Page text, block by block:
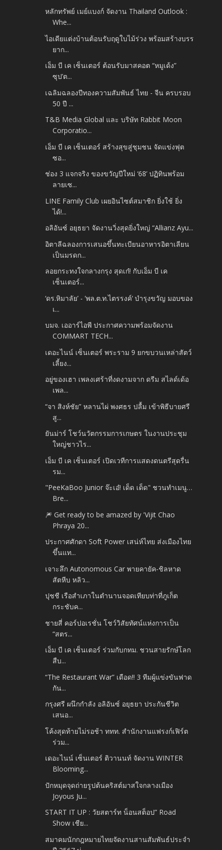
หลักทรัพย์ เมย์แบงก์ จัดงาน Thailand Outlook :
Whe...
ไอเดียแต่งบ้านต้อนรับฤดูใบไม้ร่วง พร้อมสร้างบรร
ยาก...
เอ็ม บี เค เซ็นเตอร์ ต้อนรับมาสคอต “หมูเด้ง”
ซุป’ต...
เฉลิมฉลองปีทองความสัมพันธ์ ไทย - จีน ครบรอบ
50 ปี ...
T&B Media Global และ บริษัท Rabbit Moon
Corporatio...
เอ็ม บี เค เซ็นเตอร์ สร้างสุขสู่ชุมชน จัดแข่งฟุต
ซอ...
ช่อง 3 แจกจริง ของขวัญปีใหม่ ‘68’ ปฏิทินพร้อม
ลายเซ...
LINE Family Club เผยอินไซต์สมาชิก ยิ่งใช้ ยิ่ง
ได้!...
อลิอันซ์ อยุธยา จัดงานวิ่งสุดยิ่งใหญ่ “Allianz Ayu...
อิตาลีฉลองการเสนอขึ้นทะเบียนอาหารอิตาเลียน
เป็นมรดก...
ลอยกระทงใจกลางกรุง สุดเก๋! กับเอ็ม บี เค
เซ็นเตอร์...
‘ดร.หิมาลัย’ - ’พล.ต.ท.ไตรรงค์‘ บำรุงขวัญ มอบของ
เ...
บมจ. เออาร์ไอพี ประกาศความพร้อมจัดงาน
COMMART TECH...
เดอะไนน์ เซ็นเตอร์ พระราม 9 ยกขบวนเหล่าสัตว์
เลี้ยง...
อยู่ของเฮา เพลงเศร้าที่งดงามจาก ดรีม สไลด์เด้อ
เพล...
“จา สิงห์ชัย” หลานไผ่ พงศธร ปลื้ม เข้าพิธีบายศรี
สู...
ยันม่าร์ โชว์นวัตกรรมการเกษตร ในงานประชุม
ใหญ่ชาวไร...
เอ็ม บี เค เซ็นเตอร์ เปิดเวทีการแสดงดนตรีสุดรื่น
รม...
"PeeKaBoo Junior จ๊ะเอ๋! เด็ด เด็ด" ชวนทำเมนู…
Bre...
🎆 Get ready to be amazed by 'Vijit Chao
Phraya 20...
ประกาศศักดา Soft Power เสน่ห์ไทย ส่งเมืองไทย
ขึ้นแท...
เจาะลึก Autonomous Car พายคายัค-ชิลหาด
สัตหีบ หลิว...
ปุชชี เรือสำเภาในตำนานจอดเทียบท่าที่ภูเก็ต
กระชับค...
ชายสี่ คอร์ปอเรชั่น โชว์วิสัยทัศน์แห่งการเป็น
“สตร...
เอ็ม บี เค เซ็นเตอร์ ร่วมกับกทม. ชวนสายรักษ์โลก
สืบ...
“The Restaurant War” เดือด!! 3 ทีมผู้แข่งขันฟาด
กัน...
กรุงศรี ผนึกกำลัง อลิอันซ์ อยุธยา ประกันชีวิต
เสนอ...
โค้งสุดท้ายไม่รอช้า ททท. สำนักงานแฟรงก์เฟิร์ต
ร่วม...
เดอะไนน์ เซ็นเตอร์ ติวานนท์ จัดงาน WINTER
Blooming...
ปักหมุดจุดถ่ายรูปต้นคริสต์มาสใจกลางเมือง
Joyous Ju...
START IT UP : วัยสตาร์ท น็อนสต็อป” Road
Show เชีย...
สมาคมนักกฎหมายไทยจัดงานสานสัมพันธ์ประจำ